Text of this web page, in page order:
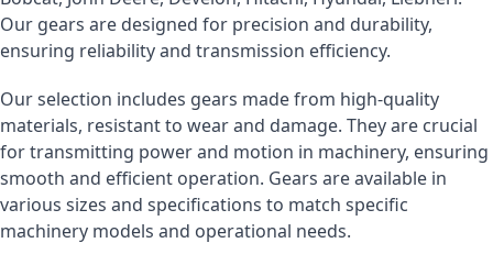
Our gears are designed for precision and durability,
ensuring reliability and transmission efficiency.
Our selection includes gears made from high-quality
materials, resistant to wear and damage. They are crucial
for transmitting power and motion in machinery, ensuring
smooth and efficient operation. Gears are available in
various sizes and specifications to match specific
machinery models and operational needs.